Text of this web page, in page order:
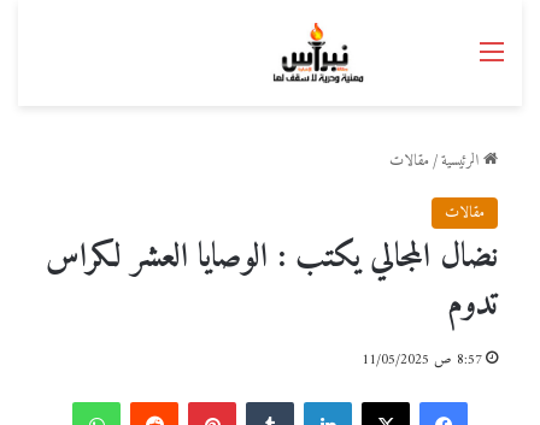
القائمة
الرئيسية/مقالات
مقالات
نضال المجالي يكتب : الوصايا العشر لكراس
تدوم
8:57 ص 11/05/2025
فيسبوك ‫X لينكدإن بينتيريست واتساب